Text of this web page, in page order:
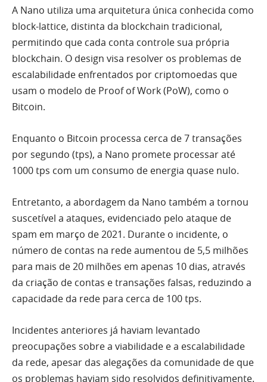
A Nano utiliza uma arquitetura única conhecida como
block-lattice, distinta da blockchain tradicional,
permitindo que cada conta controle sua própria
blockchain. O design visa resolver os problemas de
escalabilidade enfrentados por criptomoedas que
usam o modelo de Proof of Work (PoW), como o
Bitcoin.
Enquanto o Bitcoin processa cerca de 7 transações
por segundo (tps), a Nano promete processar até
1000 tps com um consumo de energia quase nulo​​​​.
Entretanto, a abordagem da Nano também a tornou
suscetível a ataques, evidenciado pelo ataque de
spam em março de 2021. Durante o incidente, o
número de contas na rede aumentou de 5,5 milhões
para mais de 20 milhões em apenas 10 dias, através
da criação de contas e transações falsas, reduzindo a
capacidade da rede para cerca de 100 tps.
Incidentes anteriores já haviam levantado
preocupações sobre a viabilidade e a escalabilidade
da rede, apesar das alegações da comunidade de que
os problemas haviam sido resolvidos definitivamente.